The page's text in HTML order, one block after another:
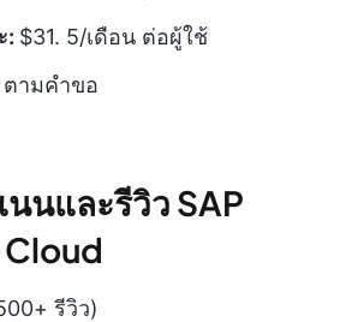
: $31. 5/เดือน ต่อผู้ใช้
ตามคำขอ
นและรีวิว SAP
รีวิว)